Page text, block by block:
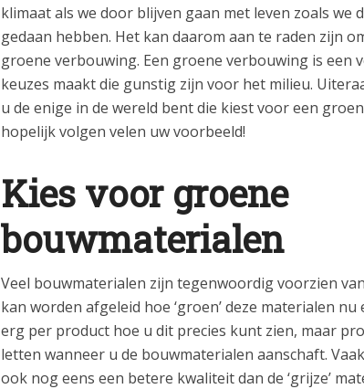
klimaat als we door blijven gaan met leven zoals we
gedaan hebben. Het kan daarom aan te raden zijn
groene verbouwing. Een groene verbouwing is een
keuzes maakt die gunstig zijn voor het milieu.
u de enige in de wereld bent die kiest voor een
hopelijk volgen velen uw voorbeeld!
Kies voor groene
bouwmaterialen
Veel bouwmaterialen zijn tegenwoordig voorzien
kan worden afgeleid hoe ‘groen’ deze materialen
erg per product hoe u dit precies kunt zien, maar
letten wanneer u de bouwmaterialen aanschaft.
ook nog eens een betere kwaliteit dan de ‘grijze’